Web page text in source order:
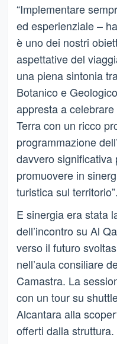
“Implementare
ed esperienziale –
è uno dei nostri
aspettative del
una piena sintonia
Botanico e
appresta a
Terra con un ricco
programmazione
davvero significativa
promuovere in
turistica sul territorio”.
E sinergia era stata
dell’incontro su Al
verso il futuro
nell’aula consiliare
Camastra. La
con un tour su
Alcantara alla
offerti dalla struttura.